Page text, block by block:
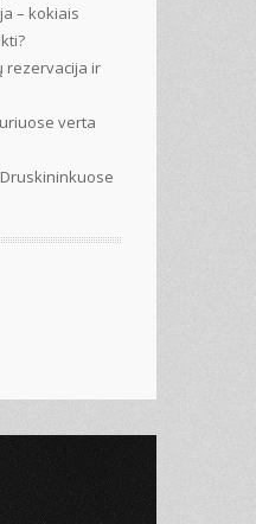
– kokiais
rezervacija ir
verta